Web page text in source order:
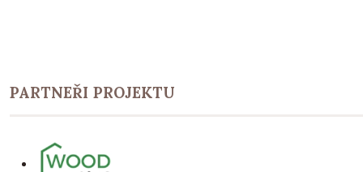
PARTNEŘI PROJEKTU